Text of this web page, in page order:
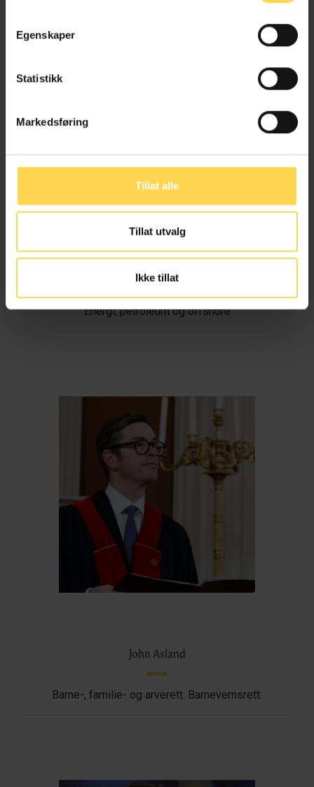
Egenskaper
Statistikk
Markedsføring
Tillat alle
Tillat utvalg
Ikke tillat
Energi, petroleum og offshore
John Asland
Barne-, familie- og arverett. Barnevernsrett.